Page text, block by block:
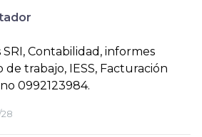
Contabilidad, informes
de trabajo, IESS, Facturación
0992123984.